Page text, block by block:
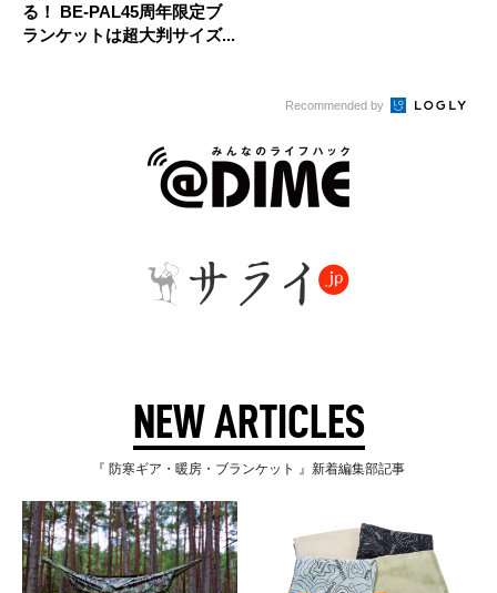
る！ BE-PAL45周年限定ブ
ランケットは超大判サイズ...
Recommended by
NEW ARTICLES
『 防寒ギア・暖房・ブランケット 』新着編集部記事